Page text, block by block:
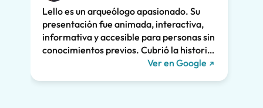
Lello es un arqueólogo apasionado. Su
presentación fue animada, interactiva,
informativa y accesible para personas sin
conocimientos previos. Cubrió la historia
de Pompeya y la vinculó a la vida actual.
Ver en Google